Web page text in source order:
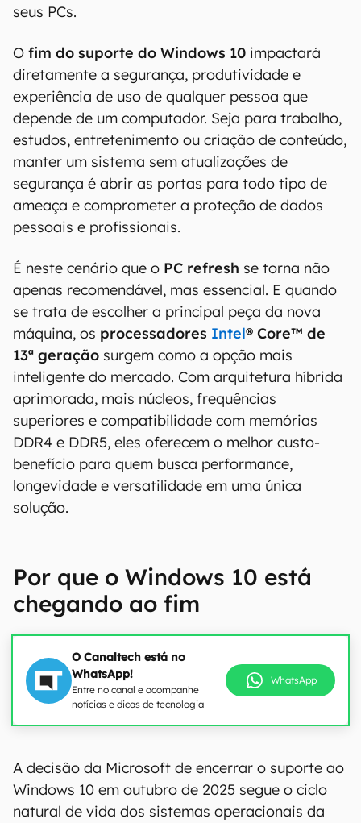
seus PCs.
O fim do suporte do Windows 10 impactará
diretamente a segurança, produtividade e
experiência de uso de qualquer pessoa que
depende de um computador. Seja para trabalho,
estudos, entretenimento ou criação de conteúdo,
manter um sistema sem atualizações de
segurança é abrir as portas para todo tipo de
ameaça e comprometer a proteção de dados
pessoais e profissionais.
É neste cenário que o PC refresh se torna não
apenas recomendável, mas essencial. E quando
se trata de escolher a principal peça da nova
máquina, os processadores Intel® Core™ de
13ª geração surgem como a opção mais
inteligente do mercado. Com arquitetura híbrida
aprimorada, mais núcleos, frequências
superiores e compatibilidade com memórias
DDR4 e DDR5, eles oferecem o melhor custo-
benefício para quem busca performance,
longevidade e versatilidade em uma única
solução.
Por que o Windows 10 está
chegando ao fim
O Canaltech está no
WhatsApp!
Entre no canal e acompanhe
notícias e dicas de tecnologia
WhatsApp
A decisão da Microsoft de encerrar o suporte ao
Windows 10 em outubro de 2025 segue o ciclo
natural de vida dos sistemas operacionais da